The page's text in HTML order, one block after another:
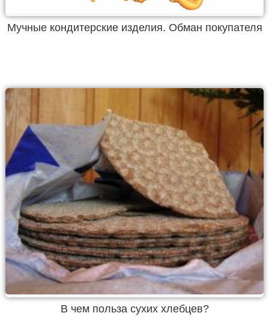
Мучные кондитерские изделия. Обман покупателя
В чем польза сухих хлебцев?